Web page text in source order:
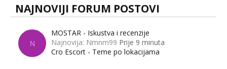
NAJNOVIJI FORUM POSTOVI
N
MOSTAR - Iskustva i recenzije
Najnovija: Nmnm99 Prije 9 minuta
Cro Escort - Teme po lokacijama